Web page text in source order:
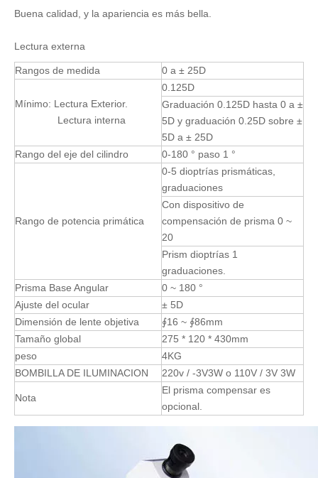
Buena calidad, y la apariencia es más bella.
Lectura externa
Rangos de medida 0 a ± 25D
Mínimo: Lectura Exterior.
Lectura interna
0.125D
Graduación 0.125D hasta 0 a ±
5D y graduación 0.25D sobre ±
5D a ± 25D
Rango del eje del cilindro
0-180 ° paso 1 °
Rango de potencia primática
0-5 dioptrías prismáticas,
graduaciones
Con dispositivo de
compensación de prisma 0 ~
20
Prism dioptrías 1
graduaciones.
Prisma Base Angular
0 ~ 180 °
Ajuste del ocular
± 5D
Dimensión de lente objetiva
∮16 ~ ∮86mm
Tamaño global
275 * 120 * 430mm
peso
4KG
BOMBILLA DE ILUMINACION
220v / -3V3W o 110V / 3V 3W
Nota
El prisma compensar es
opcional.